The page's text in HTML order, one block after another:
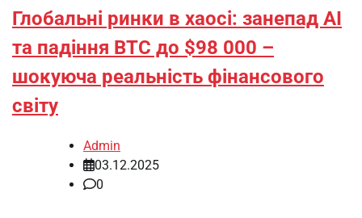
Глобальні ринки в хаосі: занепад АІ
та падіння ВТС до $98 000 –
шокуюча реальність фінансового
світу
Admin
03.12.2025
0